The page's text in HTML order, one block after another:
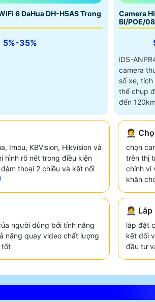
6 DaHua DH-H5AS Trong
5%-35%
Camera
BI/POE/
iDS-
camera
số xe,
thể chụp
đến
Imou, KBVision, Hikvision và
hình rõ nét trong điều kiện
thoại 2 chiều và kết nối
🤵
chọn
trên thị
chính vì
khăn
người dùng bởi tính năng
năng quay video chất lượng
tốt
🤵 Lắp
lắp đặt
kết đối
đầu tư